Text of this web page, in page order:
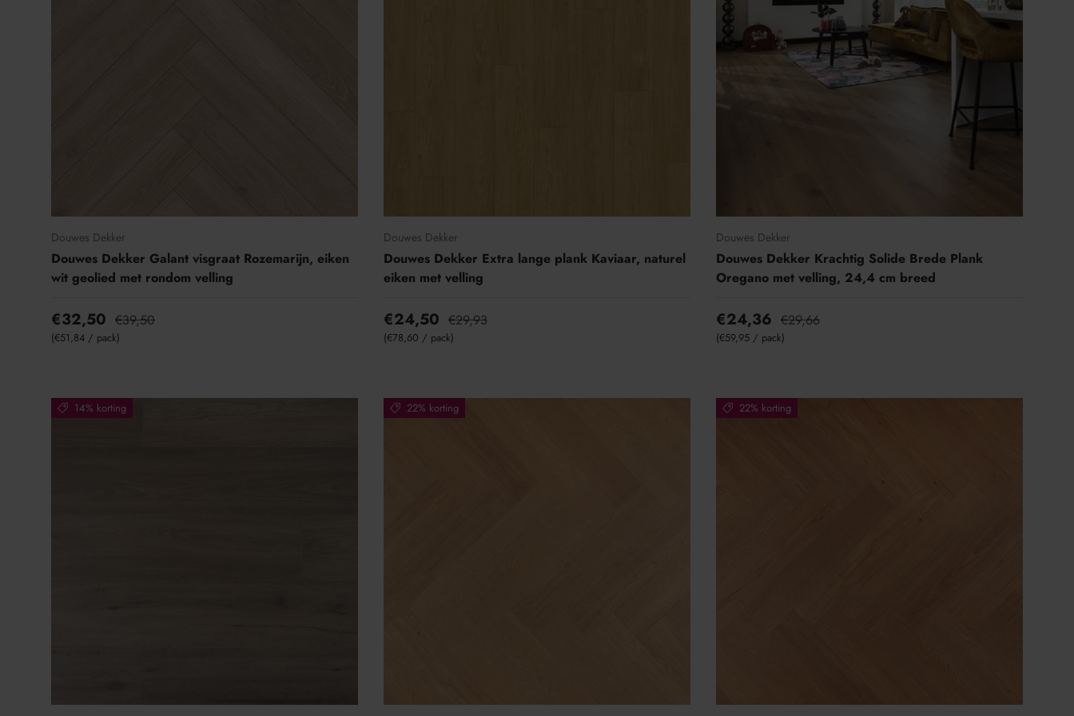
Douwes Dekker
Douwes Dekker Galant visgraat Rozemarijn, eiken
wit geolied met rondom velling
€32,50 €39,50
Eenheid prijs
€51,84 / pack
Douwes Dekker
Douwes Dekker Extra lange plank Kaviaar, naturel
eiken met velling
€24,50 €29,93
Eenheid prijs
€78,60 / pack
Douwes Dekker
Douwes Dekker Krachtig Solide Brede Plank
Oregano met velling, 24,4 cm breed
€24,36 €29,66
Eenheid prijs
€59,95 / pack
14% korting 22% korting 22% korting